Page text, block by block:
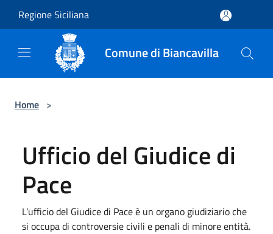
Regione Siciliana
Comune di Biancavilla
Home >
Ufficio del Giudice di
Pace
L’ufficio del Giudice di Pace è un organo giudiziario che
si occupa di controversie civili e penali di minore entità.